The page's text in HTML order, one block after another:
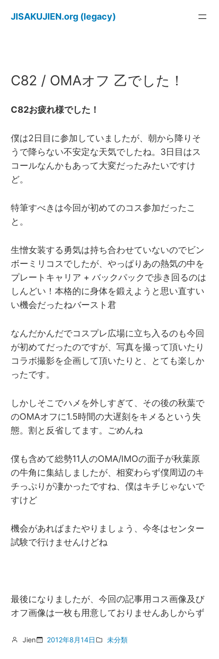
JISAKUJIEN.org (legacy)
C82 / OMAオフ 乙でした！
C82お疲れ様でした！
僕は2日目に参加していましたが、朝から降りそ
うで降らない不安定な天気でしたね。3日目はス
コールなんかもあって大変だったみたいですけ
ど。
特筆すべきは今回が初めてのコス参加だったこ
と。
生憎女装する勇気は持ち合わせていないのでビン
ボーミリコスでしたが、やっぱりあの熱気の中を
プレートキャリア + バックパックで歩き回るのは
しんどい！本格的に身体を鍛えようと思い直すい
い機会だったねバースト君
なんだかんだでコスプレ広場に立ち入るのも今回
が初めてだったのですが、写真を撮って頂いたり
コラボ撮影を企画して頂いたりと、とても楽しか
ったです。
しかしそこでハメを外しすぎて、その後の秋葉で
のOMAオフに1.5時間の大遅刻をキメるという失
態。割と反省してます。ごめんね
僕も含めて総勢11人のOMA/IMOの面子が秋葉原
の牛角に集結しましたが、相変わらず僕周辺のキ
チっぷりが凄かったですね、僕はキチじゃないで
すけど
機会があればまたやりましょう、今冬はセンター
試験で行けませんけどね
最後になりましたが、今回の記事用コス画像及び
オフ画像は一枚も用意しておりませんあしからず
Jien 2012年8月14日 未分類